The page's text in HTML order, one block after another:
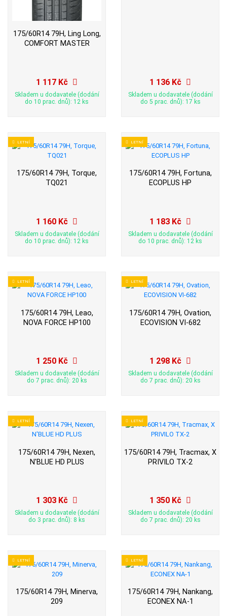
175/60R14 79H, Ling Long,
COMFORT MASTER
1 117 Kč
Skladem u dodavatele (dodání
do 10 prac. dnů): 12 ks
1 136 Kč
Skladem u dodavatele (dodání
do 5 prac. dnů): 17 ks
LETNÍ
175/60R14 79H, Torque,
TQ021
1 160 Kč
Skladem u dodavatele (dodání
do 10 prac. dnů): 12 ks
LETNÍ
175/60R14 79H, Fortuna,
ECOPLUS HP
1 183 Kč
Skladem u dodavatele (dodání
do 10 prac. dnů): 12 ks
LETNÍ
175/60R14 79H, Leao,
NOVA FORCE HP100
1 250 Kč
Skladem u dodavatele (dodání
do 7 prac. dnů): 20 ks
LETNÍ
175/60R14 79H, Ovation,
ECOVISION VI-682
1 298 Kč
Skladem u dodavatele (dodání
do 7 prac. dnů): 20 ks
LETNÍ
175/60R14 79H, Nexen,
N'BLUE HD PLUS
1 303 Kč
Skladem u dodavatele (dodání
do 3 prac. dnů): 8 ks
LETNÍ
175/60R14 79H, Tracmax, X
PRIVILO TX-2
1 350 Kč
Skladem u dodavatele (dodání
do 7 prac. dnů): 20 ks
LETNÍ
175/60R14 79H, Minerva,
209
LETNÍ
175/60R14 79H, Nankang,
ECONEX NA-1